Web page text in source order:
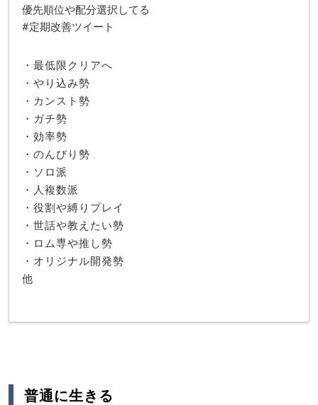
優先順位や配分選択してる
#定期改善ツイート
・最低限クリアへ
・やり込み勢
・カンスト勢
・ガチ勢
・効率勢
・のんびり勢
・ソロ派
・人複数派
・役割や縛りプレイ
・世話や教えたい勢
・ロム専や推し勢
・オリジナル開発勢
他
普通に生きる